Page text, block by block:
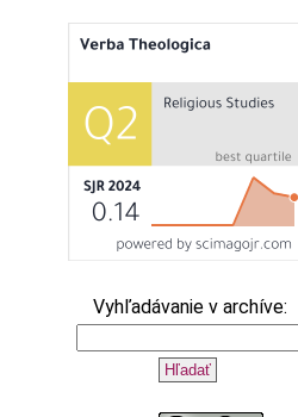
Vyhľadávanie v archíve: